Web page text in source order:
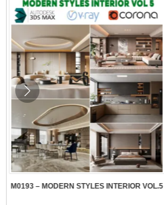
M0193 – MODERN STYLES INTERIOR VOL.5